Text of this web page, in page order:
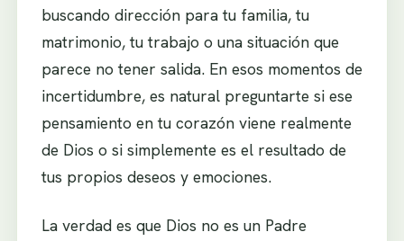
buscando dirección para tu familia, tu
matrimonio, tu trabajo o una situación que
parece no tener salida. En esos momentos de
incertidumbre, es natural preguntarte si ese
pensamiento en tu corazón viene realmente
de Dios o si simplemente es el resultado de
tus propios deseos y emociones.
La verdad es que Dios no es un Padre